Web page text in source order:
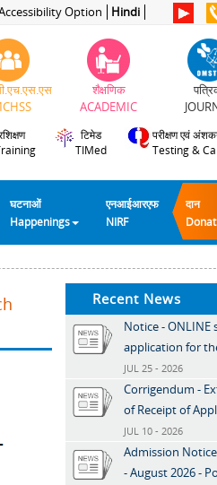
Option Hindi
शैक्षणिक
ACADEMIC
टिमेड
TIMed
परीक्षण एवं
Testing &
घटनाओं
Happenings
एनआईआरएफ
NIRF
दान
Recent News
Notice - ONLINE
application for
JUL 25 - 2026
Corrigendum -
of Receipt of
JUL 10 - 2026
Admission
- August 2026 -